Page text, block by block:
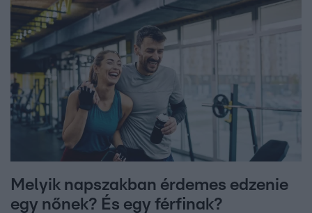
Melyik napszakban érdemes edzenie
egy nőnek? És egy férfinak?